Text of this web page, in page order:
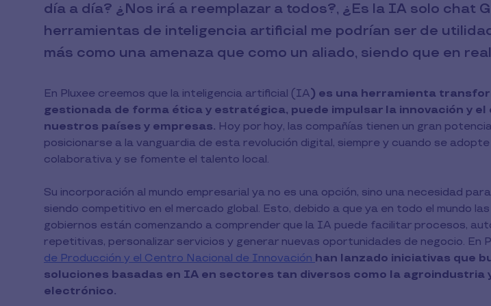
día a día? ¿Nos irá a reemplazar a todos?, ¿Es la IA solo chat
herramientas de inteligencia artificial me podrían ser de
más como una amenaza que como un aliado, siendo que en
En Pluxee creemos que la inteligencia artificial (IA) es una herramienta
gestionada de forma ética y estratégica, puede impulsar la innovación y
nuestros países y empresas. Hoy por hoy, las compañías tienen un gran
posicionarse a la vanguardia de esta revolución digital, siempre y cuando se adopte
colaborativa y se fomente el talento local.
Su incorporación al mundo empresarial ya no es una opción, sino una necesidad
siendo competitivo en el mercado global. Esto, debido a que ya en todo el mundo
gobiernos están comenzando a comprender que la IA puede facilitar procesos,
repetitivas, personalizar servicios y generar nuevas oportunidades de negocio. En
de Producción y el Centro Nacional de Innovación han lanzado iniciativas que
soluciones basadas en IA en sectores tan diversos como la agroindustria
electrónico.